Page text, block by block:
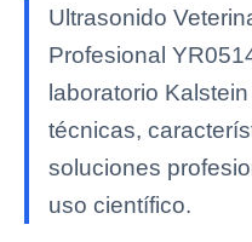
Ultrasonido
Profesional
laboratorio
técnicas,
soluciones
uso científico.